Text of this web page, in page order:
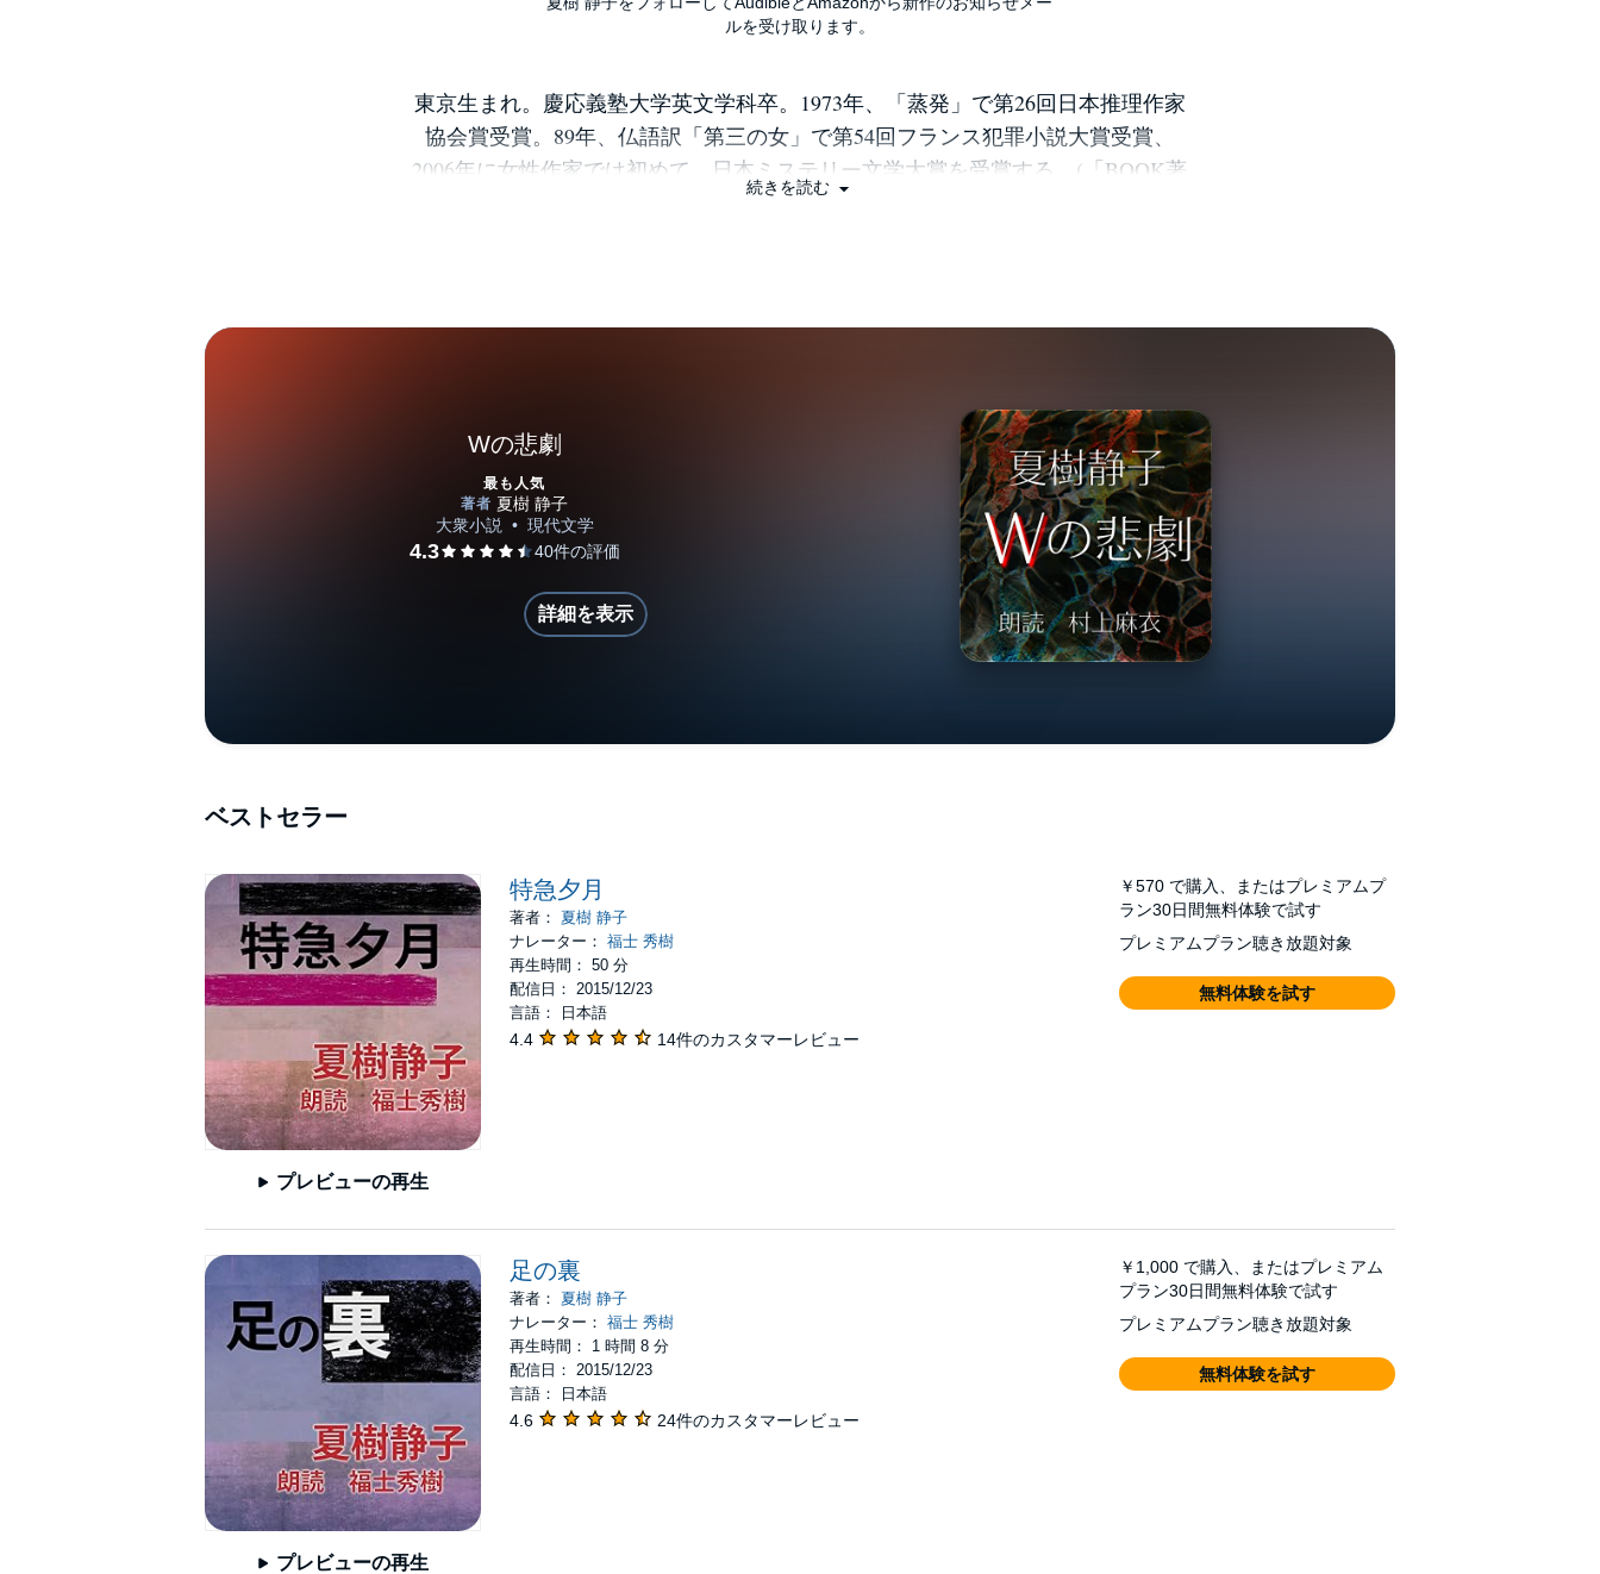
ルを受け取ります。
東京生まれ。慶応義塾大学英文学科卒。1973年、「蒸発」で第26回日本推理作家
協会賞受賞。89年、仏語訳「第三の女」で第54回フランス犯罪小説大賞受賞、
2006年に女性作家では初めて、日本ミステリー文学大賞を受賞する。(「BOOK著
者紹介情報」より：本データは『 裁判百年史ものがたり (ISBN-13: 978-
続きを読む
Wの悲劇
最も人気
詳細を表示
ベストセラー
プレビューの再生
特急夕月
著者： 夏樹 静子
ナレーター： 福士 秀樹
再生時間： 50 分
配信日： 2015/12/23
言語： 日本語
4.4 14件のカスタマーレビュー
￥570 で購入、またはプレミアムプ
ラン30日間無料体験で試す
プレミアムプラン聴き放題対象
無料体験を試す
プレビューの再生
足の裏
著者： 夏樹 静子
ナレーター： 福士 秀樹
再生時間： 1 時間 8 分
配信日： 2015/12/23
言語： 日本語
4.6 24件のカスタマーレビュー
￥1,000 で購入、またはプレミアム
プラン30日間無料体験で試す
プレミアムプラン聴き放題対象
無料体験を試す